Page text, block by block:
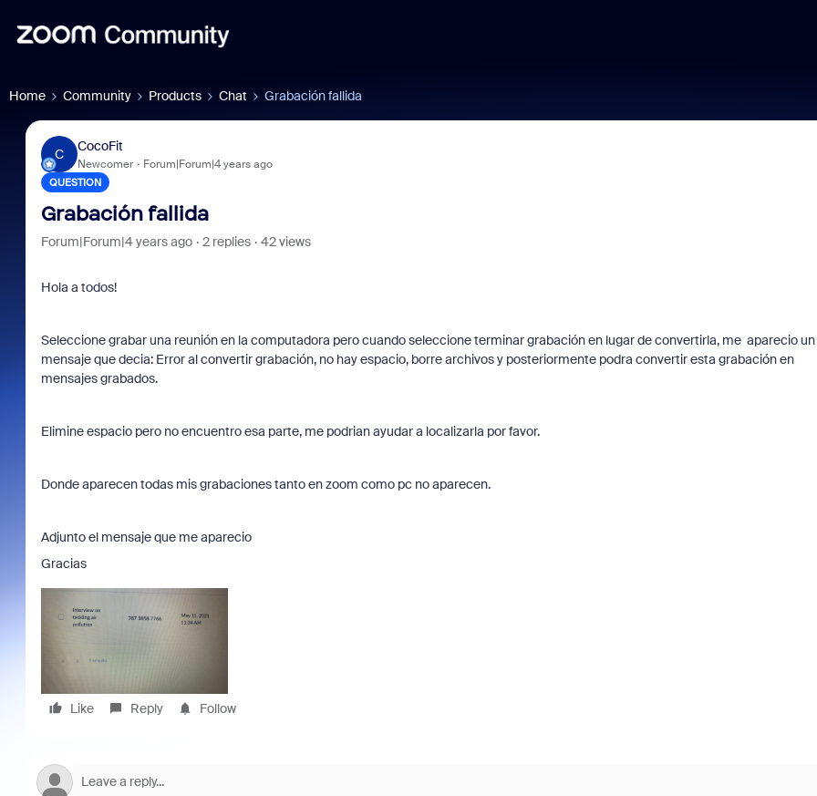
Home Community Products Chat Grabación fallida
C
CocoFit
Newcomer Forum|Forum|4 years ago
QUESTION
Grabación fallida
Forum|Forum|4 years ago 2 replies 42 views
Hola a todos!
Seleccione grabar una reunión en la computadora pero cuando seleccione terminar grabación en lugar de convertirla, me aparecio un
mensaje que decia: Error al convertir grabación, no hay espacio, borre archivos y posteriormente podra convertir esta grabación en
mensajes grabados.
Elimine espacio pero no encuentro esa parte, me podrian ayudar a localizarla por favor.
Donde aparecen todas mis grabaciones tanto en zoom como pc no aparecen.
Adjunto el mensaje que me aparecio
Gracias
Like Reply Follow
Community Super
Champion!